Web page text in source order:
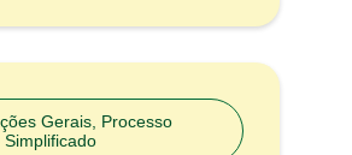
Gerais Processo
Simplificado